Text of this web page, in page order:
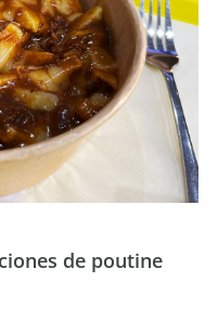
de poutine